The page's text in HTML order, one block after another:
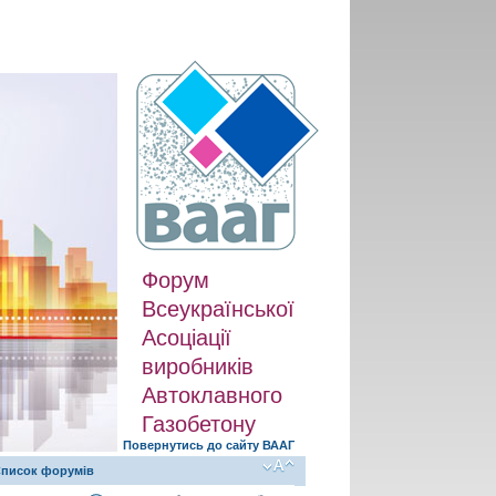
Форум
Всеукраїнської
Асоціації
виробників
Автоклавного
Газобетону
Повернутись до сайту ВААГ
форумів